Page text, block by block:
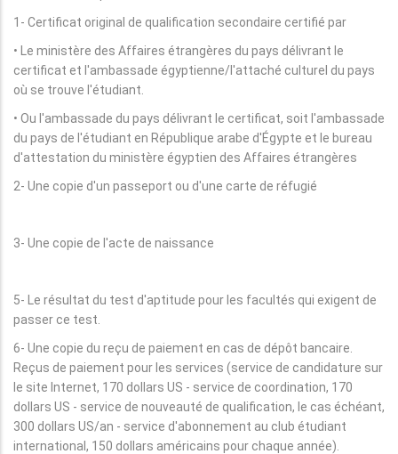
1- Certificat original de qualification secondaire certifié par
• Le ministère des Affaires étrangères du pays délivrant le
certificat et l'ambassade égyptienne/l'attaché culturel du pays
où se trouve l'étudiant.
• Ou l'ambassade du pays délivrant le certificat, soit l'ambassade
du pays de l'étudiant en République arabe d'Égypte et le bureau
d'attestation du ministère égyptien des Affaires étrangères
2- Une copie d'un passeport ou d'une carte de réfugié
3- Une copie de l'acte de naissance
5- Le résultat du test d'aptitude pour les facultés qui exigent de
passer ce test.
6- Une copie du reçu de paiement en cas de dépôt bancaire.
Reçus de paiement pour les services (service de candidature sur
le site Internet, 170 dollars US - service de coordination, 170
dollars US - service de nouveauté de qualification, le cas échéant,
300 dollars US/an - service d'abonnement au club étudiant
international, 150 dollars américains pour chaque année).